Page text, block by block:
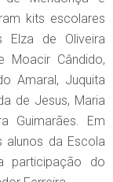
kits escolares
Elza de Oliveira
Moacir Cândido,
Amaral, Juquita
de Jesus, Maria
Guimarães. Em
alunos da Escola
participação do